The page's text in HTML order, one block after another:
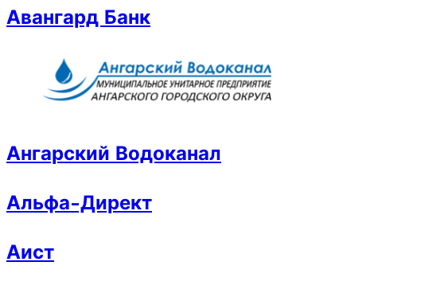
Авангард Банк
Ангарский Водоканал
Альфа-Директ
Аист